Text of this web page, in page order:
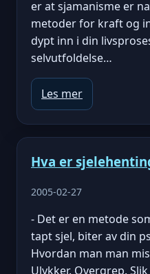
er at sjamanisme er
metoder for kraft og
dypt inn i din
selvutfoldelse…
Les mer
Hva er
2005-02-27
- Det er en metode
tapt sjel, biter av din
Hvordan man man
Ulykker. Overgrep.